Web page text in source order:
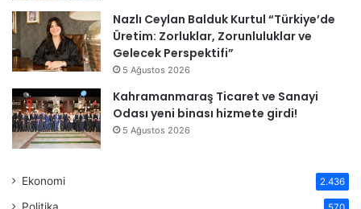
Nazlı Ceylan Balduk Kurtul “Türkiye’de
Üretim: Zorluklar, Zorunluluklar ve
Gelecek Perspektifi”
5 Ağustos 2026
Kahramanmaraş Ticaret ve Sanayi
Odası yeni binası hizmete girdi!
5 Ağustos 2026
Ekonomi 2.436